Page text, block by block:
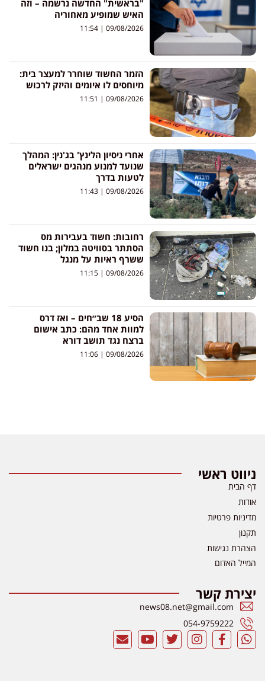
"בראשית" החדשה נרשמה – וזה
האיש שמופיע מאחוריה
09/08/2026
הזמר החשוד שוחרר למעצר בית:
מיוחסים לו איומים והיזק לרכוש
09/08/2026
אחרי ניסיון הלינץ' בג'נין: המהלך
שנועד למנוע מנהגים ישראלים
לטעות בדרך
09/08/2026
רחובות: חשוד בעבירות מס
הסתתר בסוויטה במלון; בנו חשוד
ששרף ראיות על מנגל
09/08/2026
הסיע 18 שב״חים – ואז דרס
למוות אחד מהם: כתב אישום
ברצח נגד תושב דורא
09/08/2026
ניווט ראשי
דף הבית
אודות
מדיניות פרטיות
תקנון
הצהרת נגישות
המייל האדום
יצירת קשר
news08.net@gmail.com
054-9759222